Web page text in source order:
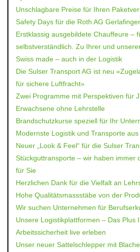
Unschlagbare Preise für Ihren
Safety Days für die Roth AG
Erstklassig ausgebildete Chauffeure –
selbstverständlich. Zu Ihrer und
Swiss made – auch in der Logistik
Die Sulser Transport AG ist neu
für sichere Luftfracht»
Zwei Programme mit Perspektiven für
Erwachsene ohne Lehrstelle
Brandschutzkurse speziell für Ihr
Modernste Logistik und Transporte
Neuer „Look & Feel“ für die Sulser
Stückguttransporte – wir haben immer
für Sie
Herzlichen Dank für die Vielfalt an
Hohe Qualitätsmassstäbe von der
Wir suchen Unternehmen für
Unsere Logistikplattformen – Das Plus
Arbeitssicherheit live erleben
Unser neuer Sattelschlepper mit